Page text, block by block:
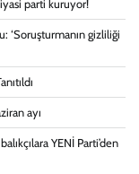
parti kuruyor!
‘Soruşturmanın gizliliği
ayı
YENİ Parti’den